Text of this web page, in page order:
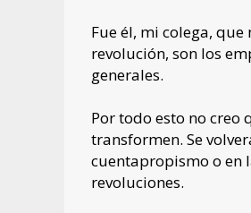
Fue él, mi colega,
revolución, son los
generales.
Por todo esto no creo
transformen. Se
cuentapropismo o en
revoluciones.